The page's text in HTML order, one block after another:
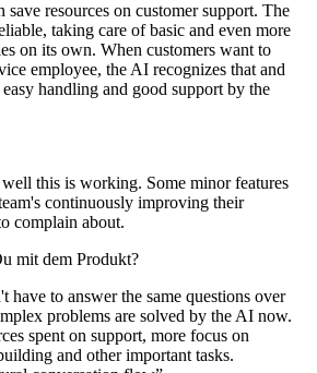
save resources on customer support. The
taking care of basic and even more
on its own. When customers want to
employee, the AI recognizes that and
easy handling and good support by the
well this is working. Some minor features
continuously improving their
complain about.
mit dem Produkt?
have to answer the same questions over
problems are solved by the AI now.
spent on support, more focus on
and other important tasks.